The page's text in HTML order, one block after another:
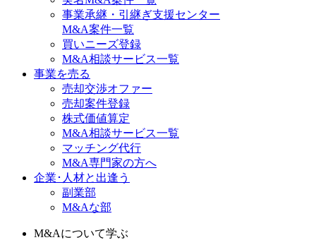
事業承継・引継ぎ支援センター
M&A案件一覧
買いニーズ登録
M&A相談サービス一覧
事業を売る
売却交渉オファー
売却案件登録
株式価値算定
M&A相談サービス一覧
マッチング代行
M&A専門家の方へ
企業･人材と出逢う
副業部
M&Aな部
M&Aについて学ぶ